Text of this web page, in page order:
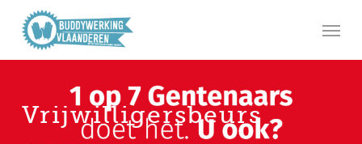
Vrijwilligersbeurs